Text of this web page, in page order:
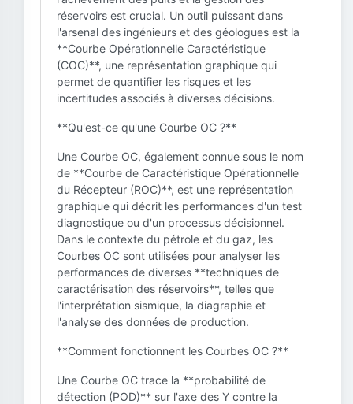
réservoirs est crucial. Un outil puissant dans
l'arsenal des ingénieurs et des géologues est la
**Courbe Opérationnelle Caractéristique
(COC)**, une représentation graphique qui
permet de quantifier les risques et les
incertitudes associés à diverses décisions.
**Qu'est-ce qu'une Courbe OC ?**
Une Courbe OC, également connue sous le nom
de **Courbe de Caractéristique Opérationnelle
du Récepteur (ROC)**, est une représentation
graphique qui décrit les performances d'un test
diagnostique ou d'un processus décisionnel.
Dans le contexte du pétrole et du gaz, les
Courbes OC sont utilisées pour analyser les
performances de diverses **techniques de
caractérisation des réservoirs**, telles que
l'interprétation sismique, la diagraphie et
l'analyse des données de production.
**Comment fonctionnent les Courbes OC ?**
Une Courbe OC trace la **probabilité de
détection (POD)** sur l'axe des Y contre la